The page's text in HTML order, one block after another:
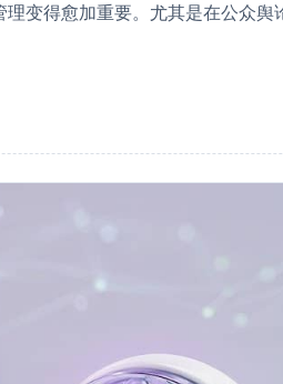
变得愈加重要。尤其是在公众